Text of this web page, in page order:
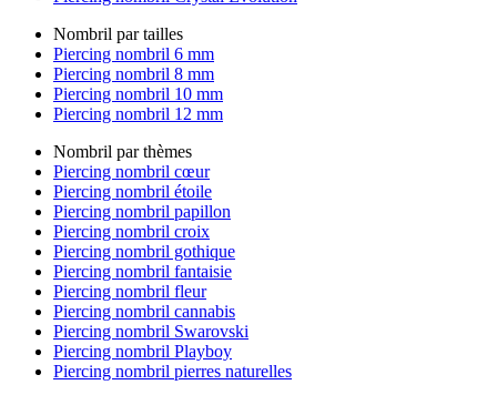
Nombril par tailles
Piercing nombril 6 mm
Piercing nombril 8 mm
Piercing nombril 10 mm
Piercing nombril 12 mm
Nombril par thèmes
Piercing nombril cœur
Piercing nombril étoile
Piercing nombril papillon
Piercing nombril croix
Piercing nombril gothique
Piercing nombril fantaisie
Piercing nombril fleur
Piercing nombril cannabis
Piercing nombril Swarovski
Piercing nombril Playboy
Piercing nombril pierres naturelles